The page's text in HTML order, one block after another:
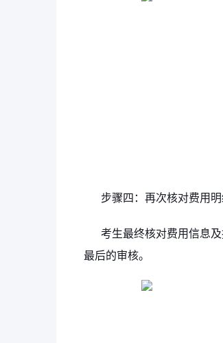
步骤四：再次核对费用
考生最终核对费用信息
最后的审核。